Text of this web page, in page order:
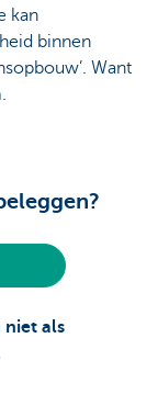
kan
binnen
Want
niet als